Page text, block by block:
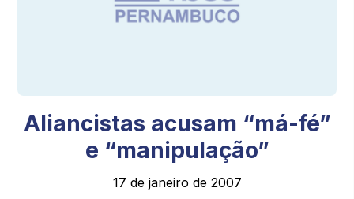
Aliancistas acusam “má-fé”
e “manipulação”
17 de janeiro de 2007